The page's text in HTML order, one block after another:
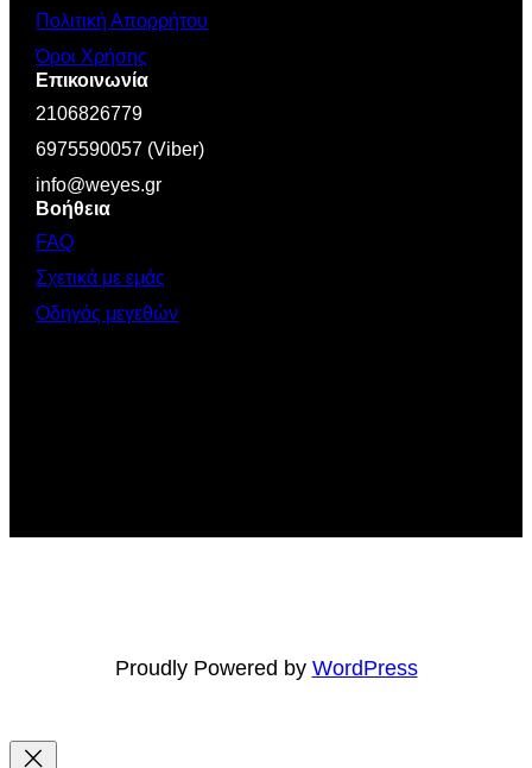
Πολιτική Απορρήτου
Όροι Χρήσης
Επικοινωνία
2106826779
6975590057 (Viber)
info@weyes.gr
Βοήθεια
FAQ
Σχετικά με εμάς
Οδηγός μεγεθών
Proudly Powered by WordPress